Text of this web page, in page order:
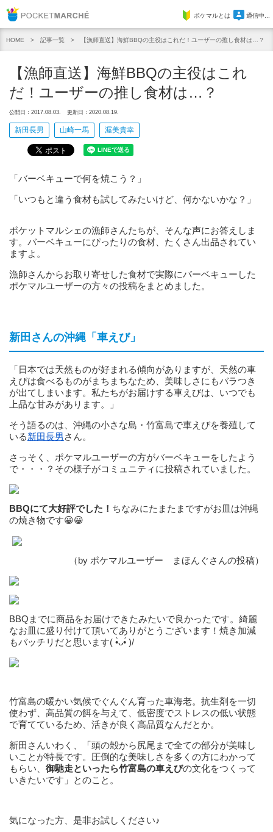
Pocket Marcheポケマルとは 通信中...
HOME 記事一覧 【漁師直送】海鮮BBQの主役はこれだ！ユーザーの推し食材は…？
【漁師直送】海鮮BBQの主役はこれ
だ！ユーザーの推し食材は…？
公開日：2017.08.03. 更新日：2020.08.19.
新田長男 山崎一馬 渥美貴幸
「バーベキューで何を焼こう？」
「いつもと違う食材も試してみたいけど、何かないかな？」
ポケットマルシェの漁師さんたちが、そんな声にお答えしま
す。バーベキューにぴったりの食材、たくさん出品されてい
ますよ。
漁師さんからお取り寄せした食材で実際にバーベキューした
ポケマルユーザーの方々の投稿をまとめました。
新田さんの沖縄「車えび」
「日本では天然ものが好まれる傾向がありますが、天然の車
えびは食べるものがまちまちなため、美味しさにもバラつき
が出てしまいます。私たちがお届けする車えびは、いつでも
上品な甘みがあります。」
そう語るのは、沖縄の小さな島・竹富島で車えびを養殖して
いる新田長男 さん。
さっそく、ポケマルユーザーの方がバーベキューをしたよう
で・・・？その様子がコミュニティに投稿されていました。
BBQにて大好評でした！ ちなみにたまたまですがお皿は沖縄
の焼き物です😀😀
（by ポケマルユーザー まほんぐさんの投稿）
BBQまでに商品をお届けできたみたいで良かったです。綺麗
なお皿に盛り付けて頂いてありがとうございます！焼き加減
もバッチリだと思います( •̀ᴗ•́ )/
竹富島の暖かい気候でぐんぐん育った車海老。抗生剤を一切
使わず、高品質の餌を与えて、低密度でストレスの低い状態
で育てているため、活きが良く高品質なんだとか。
新田さんいわく、「頭の殻から尻尾まで全ての部分が美味し
いことが特長です。圧倒的な美味しさを多くの方にわかって
もらい、 御馳走といったら竹富島の車えびの文化をつくって
いきたいです」とのこと。
気になった方、是非お試しください♪